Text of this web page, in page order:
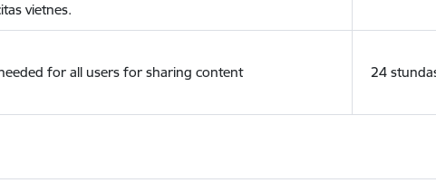
vietnes.
for all users for sharing content 24